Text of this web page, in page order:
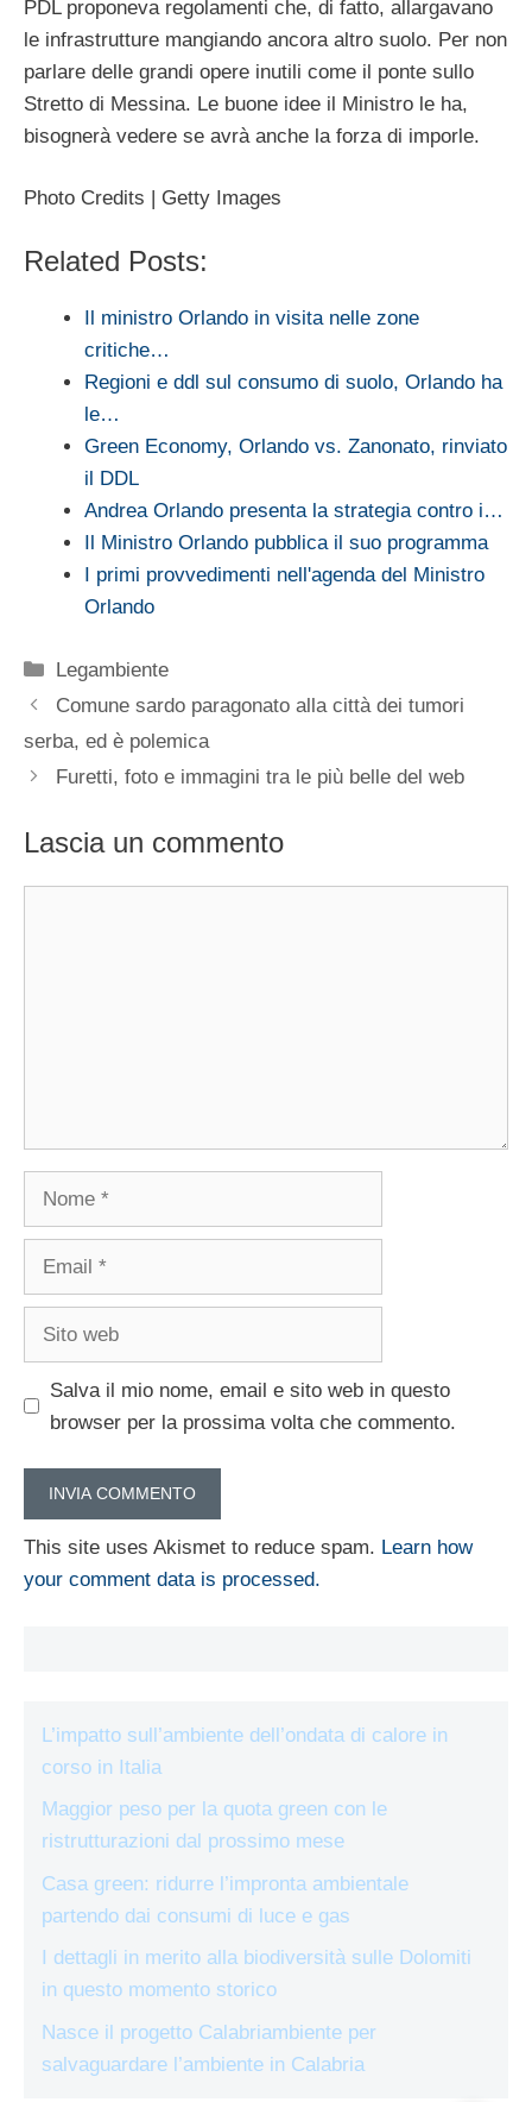
PDL proponeva regolamenti che, di fatto, allargavano
le infrastrutture mangiando ancora altro suolo. Per non
parlare delle grandi opere inutili come il ponte sullo
Stretto di Messina. Le buone idee il Ministro le ha,
bisognerà vedere se avrà anche la forza di imporle.
Photo Credits | Getty Images
Related Posts:
Il ministro Orlando in visita nelle zone
critiche…
Regioni e ddl sul consumo di suolo, Orlando ha
le…
Green Economy, Orlando vs. Zanonato, rinviato
il DDL
Andrea Orlando presenta la strategia contro i…
Il Ministro Orlando pubblica il suo programma
I primi provvedimenti nell'agenda del Ministro
Orlando
Categorie
Legambiente
Comune sardo paragonato alla città dei tumori
serba, ed è polemica
Furetti, foto e immagini tra le più belle del web
Lascia un commento
Salva il mio nome, email e sito web in questo
browser per la prossima volta che commento.
This site uses Akismet to reduce spam. Learn how
your comment data is processed.
L’impatto sull’ambiente dell’ondata di calore in
corso in Italia
Maggior peso per la quota green con le
ristrutturazioni dal prossimo mese
Casa green: ridurre l’impronta ambientale
partendo dai consumi di luce e gas
I dettagli in merito alla biodiversità sulle Dolomiti
in questo momento storico
Nasce il progetto Calabriambiente per
salvaguardare l’ambiente in Calabria